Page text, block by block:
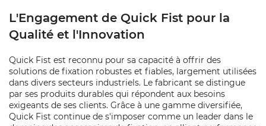
L'Engagement de Quick Fist pour la
Qualité et l'Innovation
Quick Fist est reconnu pour sa capacité à offrir des
solutions de fixation robustes et fiables, largement utilisées
dans divers secteurs industriels. Le fabricant se distingue
par ses produits durables qui répondent aux besoins
exigeants de ses clients. Grâce à une gamme diversifiée,
Quick Fist continue de s'imposer comme un leader dans le